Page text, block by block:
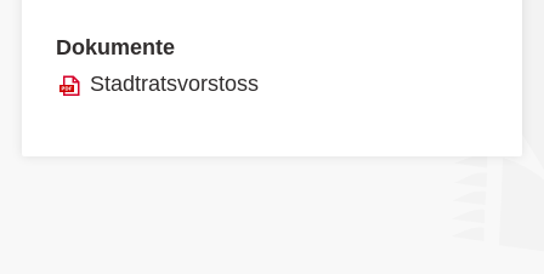
Dokumente
Stadtratsvorstoss